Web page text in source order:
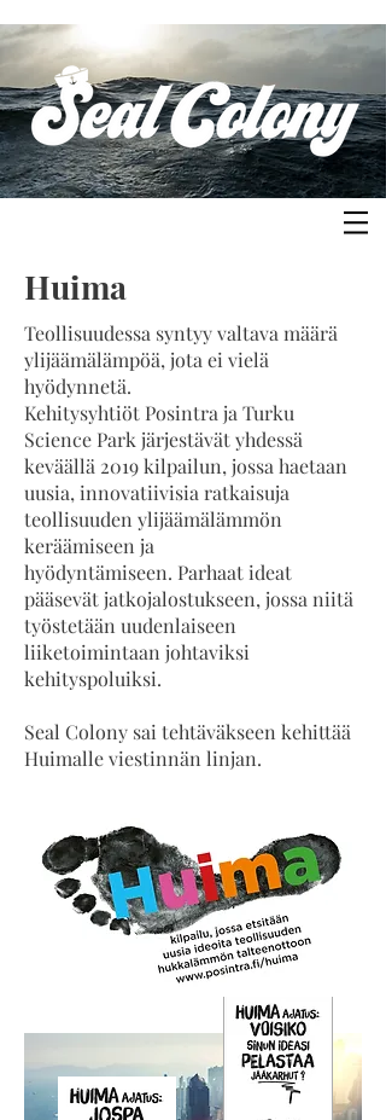
Huima
Teollisuudessa syntyy valtava määrä
ylijäämälämpöä, jota ei vielä
hyödynnetä.
Kehitysyhtiöt Posintra ja Turku
Science Park järjestävät yhdessä
keväällä 2019 kilpailun, jossa haetaan
uusia, innovatiivisia ratkaisuja
teollisuuden ylijäämälämmön
keräämiseen ja
hyödyntämiseen. Parhaat ideat
pääsevät jatkojalostukseen, jossa niitä
työstetään uudenlaiseen
liiketoimintaan johtaviksi
kehityspoluiksi.
Seal Colony sai tehtäväkseen kehittää
Huimalle viestinnän linjan.